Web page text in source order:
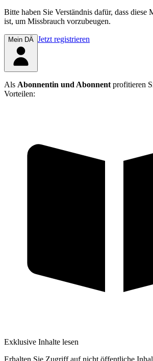
Bitte haben Sie Verständnis dafür, dass diese
ist, um Missbrauch vorzubeugen.
Mein DÄ Jetzt registrieren
Als Abonnentin und Abonnentprofitieren
Vorteilen:
Exklusive Inhalte lesen